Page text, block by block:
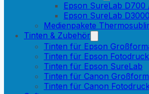
Epson SureLab
Epson SureLab
Medienpakete
Tinten & Zubehör
Tinten für Epson
Tinten für Epson
Tinten für Epson SureLab
Tinten für Canon
Tinten für Canon